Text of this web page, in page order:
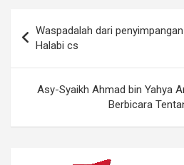
pos
Waspadalah dari
Halabi cs
Asy-Syaikh Ahmad bin Yahya
Berbicara